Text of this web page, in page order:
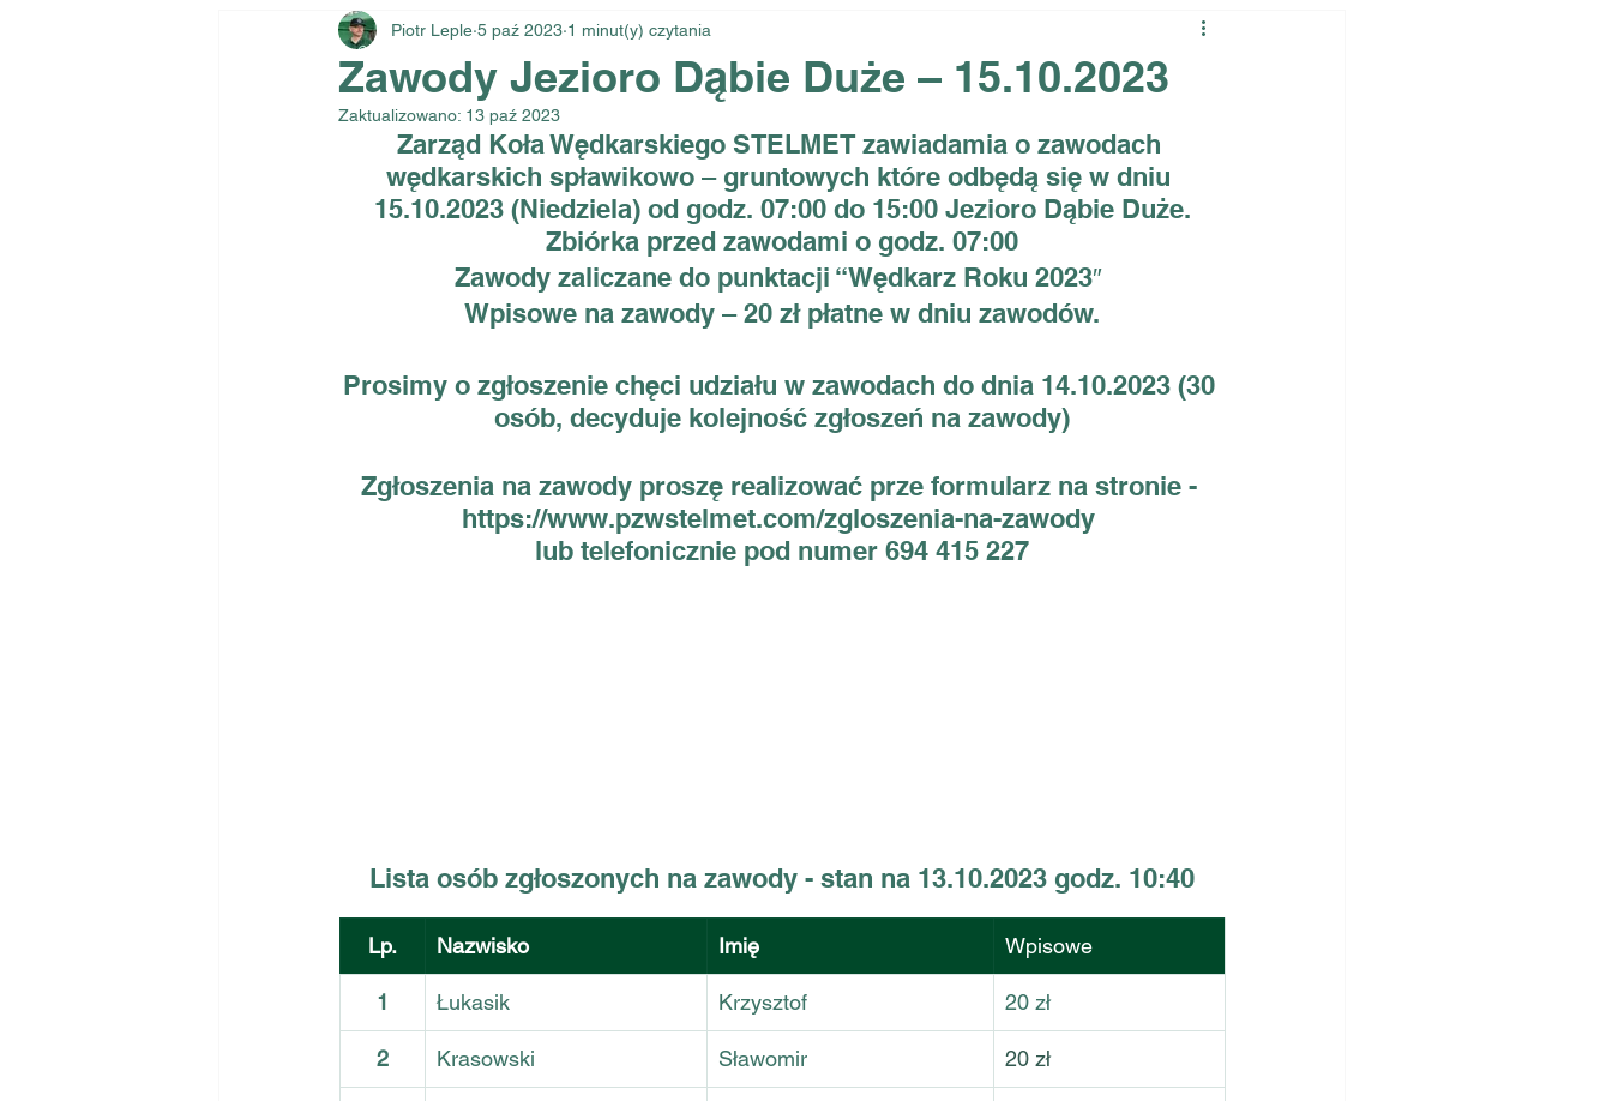
Zawody Jezioro Dąbie Duże – 15.10.2023
Piotr Leple 5 paź 2023 1 minut(y) czytania
Zaktualizowano: 13 paź 2023
Zarząd Koła Wędkarskiego STELMET zawiadamia o zawodach
wędkarskich spławikowo – gruntowych które odbędą się w dniu
15.10.2023 (Niedziela) od godz. 07:00 do 15:00 Jezioro Dąbie Duże.
Zbiórka przed zawodami o godz. 07:00
Zawody zaliczane do punktacji “Wędkarz Roku 2023″
Wpisowe na zawody – 20 zł płatne w dniu zawodów.
Prosimy o zgłoszenie chęci udziału w zawodach do dnia 14.10.2023 (30
osób, decyduje kolejność zgłoszeń na zawody)
Zgłoszenia na zawody proszę realizować prze formularz na stronie -
https://www.pzwstelmet.com/zgloszenia-na-zawody
lub telefonicznie pod numer 694 415 227
Lista osób zgłoszonych na zawody - stan na 13.10.2023 godz. 10:40
Lp. Nazwisko Imię Wpisowe
1 Łukasik Krzysztof 20 zł
2 Krasowski Sławomir 20 zł